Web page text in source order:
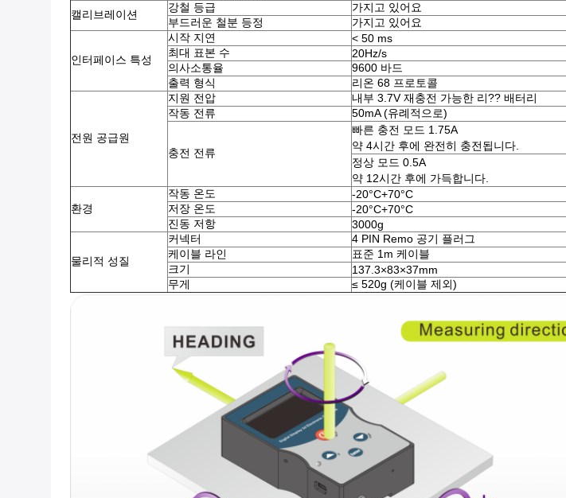
캘리브레이션
강철 등급
가지고 있어요
부드러운 철분 등정
가지고 있어요
인터페이스 특성
시작 지연
< 50 ms
최대 표본 수
20Hz/s
의사소통율
9600 바드
출력 형식
리온 68 프로토콜
전원 공급원
지원 전압
내부 3.7V 재충전 가능한 리?? 배터리
작동 전류
50mA (유례적으로)
충전 전류
빠른 충전 모드 1.75A
약 4시간 후에 완전히 충전됩니다.
정상 모드 0.5A
약 12시간 후에 가득합니다.
환경
작동 온도
-20°C+70°C
저장 온도
-20°C+70°C
진동 저항
3000g
물리적 성질
커넥터
4 PIN Remo 공기 플러그
케이블 라인
표준 1m 케이블
크기
137.3×83×37mm
무게
≤ 520g (케이블 제외)